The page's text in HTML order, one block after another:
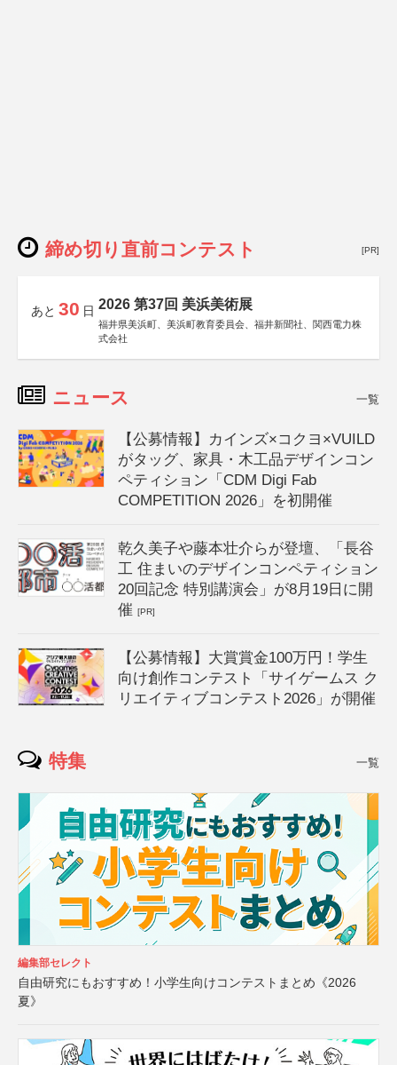
締め切り直前コンテスト [PR]
あと 30 日 2026 第37回 美浜美術展
福井県美浜町、美浜町教育委員会、福井新聞社、関西電力株
式会社
ニュース 一覧
【公募情報】カインズ×コクヨ×VUILD
がタッグ、家具・木工品デザインコン
ペティション「CDM Digi Fab
COMPETITION 2026」を初開催
乾久美子や藤本壮介らが登壇、「長谷
工 住まいのデザインコンペティション
20回記念 特別講演会」が8月19日に開
催[PR]
【公募情報】大賞賞金100万円！学生
向け創作コンテスト「サイゲームス ク
リエイティブコンテスト2026」が開催
特集 一覧
編集部セレクト
自由研究にもおすすめ！小学生向けコンテストまとめ《2026
夏》